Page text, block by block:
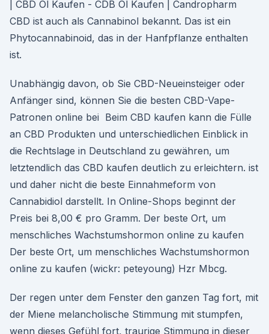
| CBD Öl Kaufen - CDB Öl Kaufen | Candropharm
CBD ist auch als Cannabinol bekannt. Das ist ein
Phytocannabinoid, das in der Hanfpflanze enthalten
ist.
Unabhängig davon, ob Sie CBD-Neueinsteiger oder
Anfänger sind, können Sie die besten CBD-Vape-
Patronen online bei Beim CBD kaufen kann die Fülle
an CBD Produkten und unterschiedlichen Einblick in
die Rechtslage in Deutschland zu gewähren, um
letztendlich das CBD kaufen deutlich zu erleichtern. ist
und daher nicht die beste Einnahmeform von
Cannabidiol darstellt. In Online-Shops beginnt der
Preis bei 8,00 € pro Gramm. Der beste Ort, um
menschliches Wachstumshormon online zu kaufen
Der beste Ort, um menschliches Wachstumshormon
online zu kaufen (wickr: peteyoung) Hzr Mbcg.
Der regen unter dem Fenster den ganzen Tag fort, mit
der Miene melancholische Stimmung mit stumpfen,
wenn dieses Gefühl fort, traurige Stimmung in dieser